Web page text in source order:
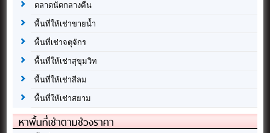
ตลาดนัดกลางคืน
พื้นที่ให้เช่าขายน้ำ
พื้นที่เช่าจตุจักร
พื้นที่ให้เช่าสุขุมวิท
พื้นที่ให้เช่าสีลม
พื้นที่ให้เช่าสยาม
หาพื้นที่เช่าตามช่วงราคา